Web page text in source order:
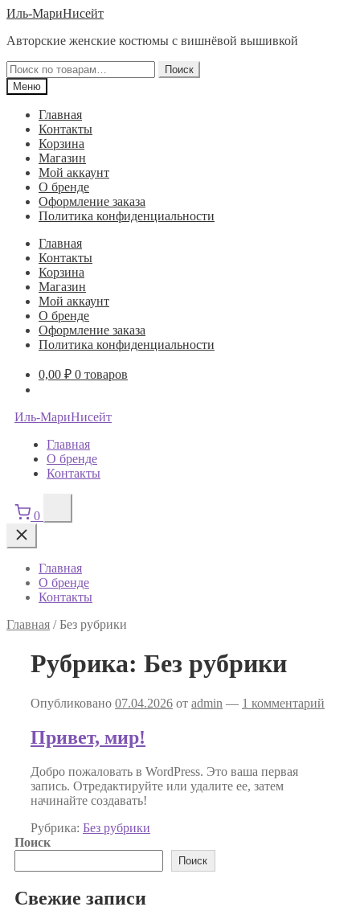
Перейти
навигации
Перейти
содержимому
Иль-МариНисейт
Авторские женские костюмы с вишнёвой вышивкой
Искать:
Поиск
Меню
Главная
Контакты
Корзина
Магазин
Мой аккаунт
О бренде
Оформление заказа
Политика конфиденциальности
Главная
Контакты
Корзина
Магазин
Мой аккаунт
О бренде
Оформление заказа
Политика конфиденциальности
0,00 ₽ 0 товаров
Иль-МариНисейт
Главная
О бренде
Контакты
0
Главная
О бренде
Контакты
Главная /Без рубрики
Рубрика: Без рубрики
Опубликовано 07.04.2026 от admin — 1 комментарий
Привет, мир!
Добро пожаловать в WordPress. Это ваша первая
запись. Отредактируйте или удалите ее, затем
начинайте создавать!
Рубрика: Без рубрики
Поиск
Поиск
Свежие записи